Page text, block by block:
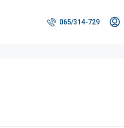
065/314-729